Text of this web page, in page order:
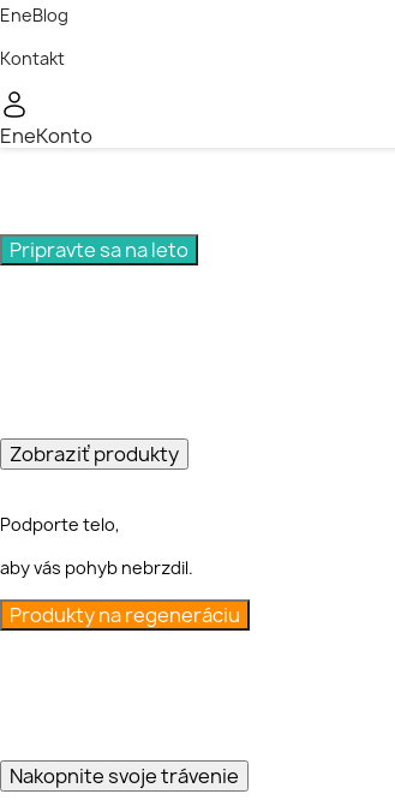
EneBlog
Kontakt
EneKonto
Pripravte sa na leto
Zobraziť produkty
Podporte telo,
aby vás pohyb nebrzdil.
Produkty na regeneráciu
Nakopnite svoje trávenie